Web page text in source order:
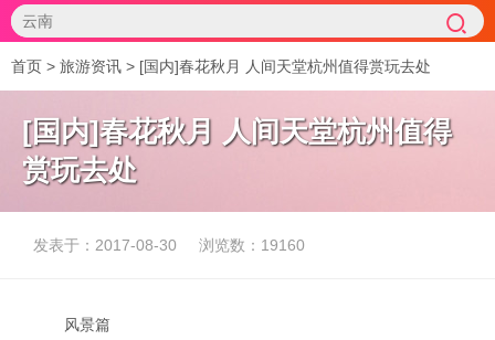
首页 > 旅游资讯 > [国内]春花秋月 人间天堂杭州值得赏玩去处
[国内]春花秋月 人间天堂杭州值得
赏玩去处
发表于：2017-08-30 浏览数：19160
风景篇